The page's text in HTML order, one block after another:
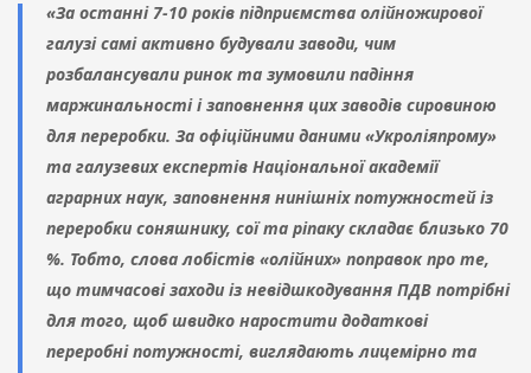
«За останні 7-10 років підприємства олійножирової
галузі самі активно будували заводи, чим
розбалансували ринок та зумовили падіння
маржинальності і заповнення цих заводів сировиною
для переробки. За офіційними даними «Укроліяпрому»
та галузевих експертів Національної академії
аграрних наук, заповнення нинішніх потужностей із
переробки соняшнику, сої та ріпаку складає близько 70
%. Тобто, слова лобістів «олійних» поправок про те,
що тимчасові заходи із невідшкодування ПДВ потрібні
для того, щоб швидко наростити додаткові
переробні потужності, виглядають лицемірно та